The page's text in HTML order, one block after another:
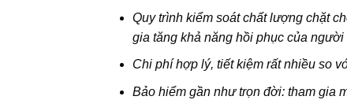
Quy trình kiểm soát chất lượng chặt
gia tăng khả năng hồi phục của
Chi phí hợp lý, tiết kiệm rất nhiều so
Bảo hiểm gần như trọn đời: tham gia